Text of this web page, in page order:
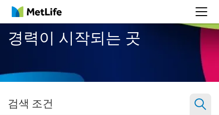
MetLife
경력이 시작되는 곳
검색 조건